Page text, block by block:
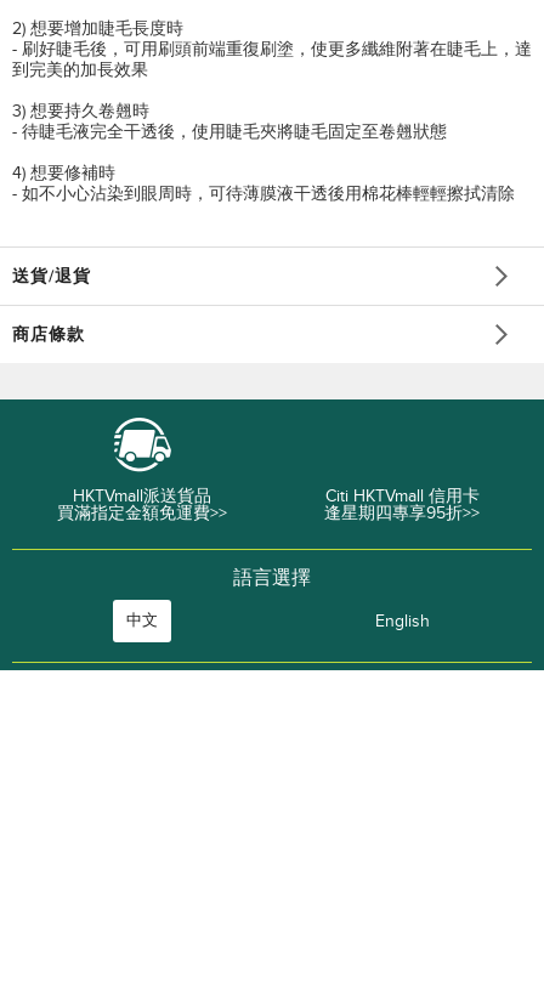
2) 想要增加睫毛長度時
- 刷好睫毛後，可用刷頭前端重復刷塗，使更多纖維附著在睫毛上，達
到完美的加長效果
3) 想要持久卷翹時
- 待睫毛液完全干透後，使用睫毛夾將睫毛固定至卷翹狀態
4) 想要修補時
- 如不小心沾染到眼周時，可待薄膜液干透後用棉花棒輕輕擦拭清除
送貨/退貨
商店條款
HKTVmall派送貨品
買滿指定金額免運費>>
Citi HKTVmall 信用卡
逢星期四專享95折>>
語言選擇
中文 English